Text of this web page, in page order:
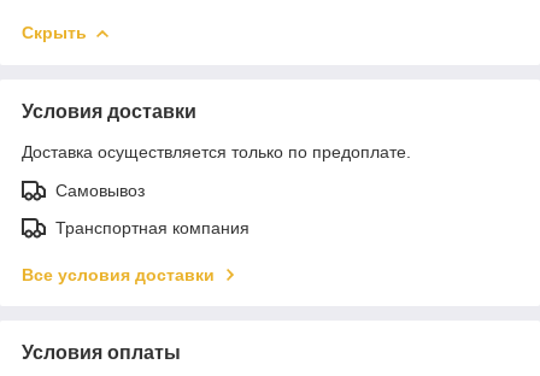
Скрыть
Условия доставки
Доставка осуществляется только по предоплате.
Самовывоз
Транспортная компания
Все условия доставки
Условия оплаты